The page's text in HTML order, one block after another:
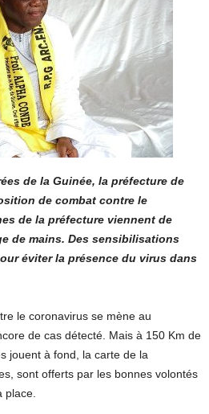
de la Guinée, la préfecture de
de combat contre le
de la préfecture viennent de
de mains. Des sensibilisations
éviter la présence du virus dans
le coronavirus se mène au
de cas détecté. Mais à 150 Km de
jouent à fond, la carte de la
sont offerts par les bonnes volontés
place.